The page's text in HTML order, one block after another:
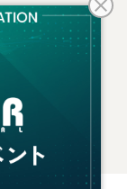
はこちら
援しています。